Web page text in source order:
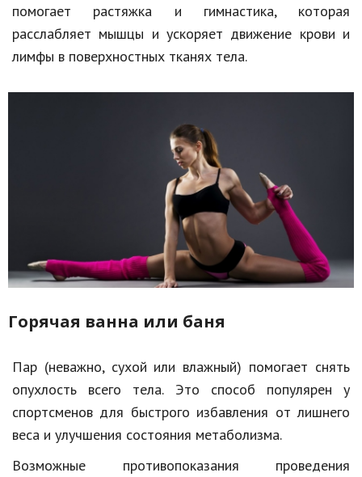
помогает растяжка и гимнастика, которая
расслабляет мышцы и ускоряет движение крови и
лимфы в поверхностных тканях тела.
Горячая ванна или баня
Пар (неважно, сухой или влажный) помогает снять
опухлость всего тела. Это способ популярен у
спортсменов для быстрого избавления от лишнего
веса и улучшения состояния метаболизма.
Возможные противопоказания проведения